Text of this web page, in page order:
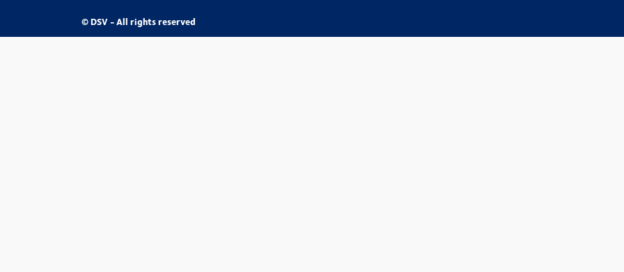
© DSV - All rights reserved